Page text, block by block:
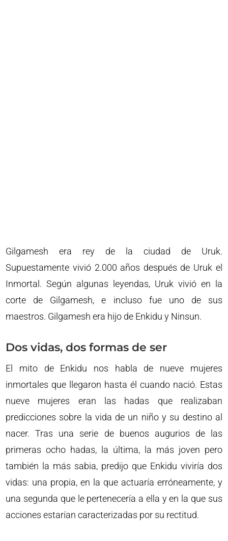
Gilgamesh era rey de la ciudad de Uruk.
Supuestamente vivió 2.000 años después de Uruk el
Inmortal. Según algunas leyendas, Uruk vivió en la
corte de Gilgamesh, e incluso fue uno de sus
maestros. Gilgamesh era hijo de Enkidu y Ninsun.
Dos vidas, dos formas de ser
El mito de Enkidu nos habla de nueve mujeres
inmortales que llegaron hasta él cuando nació. Estas
nueve mujeres eran las hadas que realizaban
predicciones sobre la vida de un niño y su destino al
nacer. Tras una serie de buenos augurios de las
primeras ocho hadas, la última, la más joven pero
también la más sabia, predijo que Enkidu viviría dos
vidas: una propia, en la que actuaría erróneamente, y
una segunda que le pertenecería a ella y en la que sus
acciones estarían caracterizadas por su rectitud.